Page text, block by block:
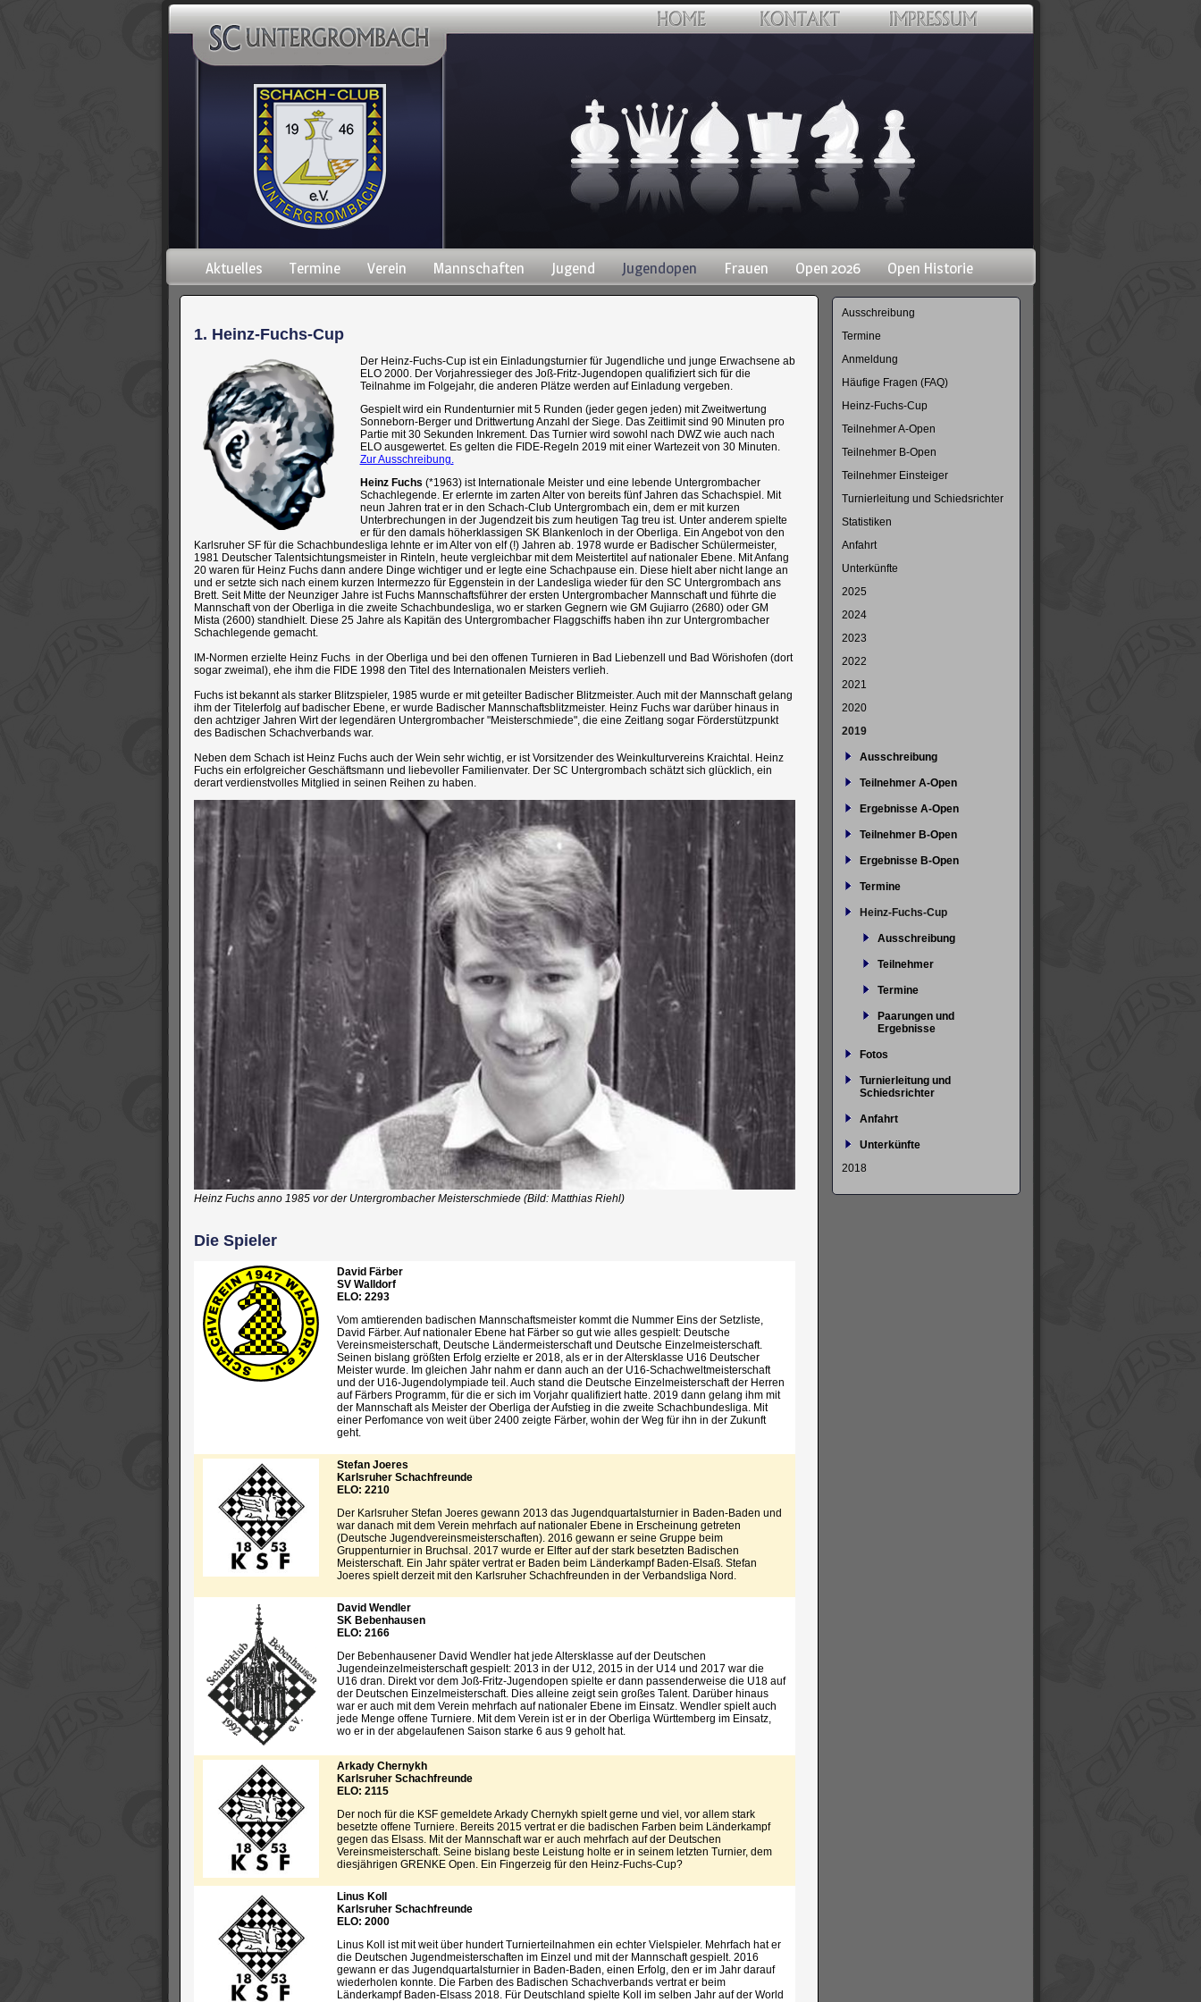
Navigation
überspringen
Aktuelles Termine Verein Mannschaften Jugend Jugendopen Frauen Open 2026 Open Historie
1. Heinz-Fuchs-Cup
Der Heinz-Fuchs-Cup ist ein Einladungsturnier für Jugendliche und junge Erwachsene ab
ELO 2000. Der Vorjahressieger des Joß-Fritz-Jugendopen qualifiziert sich für die
Teilnahme im Folgejahr, die anderen Plätze werden auf Einladung vergeben.
Gespielt wird ein Rundenturnier mit 5 Runden (jeder gegen jeden) mit Zweitwertung
Sonneborn-Berger und Drittwertung Anzahl der Siege. Das Zeitlimit sind 90 Minuten pro
Partie mit 30 Sekunden Inkrement. Das Turnier wird sowohl nach DWZ wie auch nach
ELO ausgewertet. Es gelten die FIDE-Regeln 2019 mit einer Wartezeit von 30 Minuten.
Zur Ausschreibung.
Heinz Fuchs (*1963) ist Internationale Meister und eine lebende Untergrombacher
Schachlegende. Er erlernte im zarten Alter von bereits fünf Jahren das Schachspiel. Mit
neun Jahren trat er in den Schach-Club Untergrombach ein, dem er mit kurzen
Unterbrechungen in der Jugendzeit bis zum heutigen Tag treu ist. Unter anderem spielte
er für den damals höherklassigen SK Blankenloch in der Oberliga. Ein Angebot von den
Karlsruher SF für die Schachbundesliga lehnte er im Alter von elf (!) Jahren ab. 1978 wurde er Badischer Schülermeister,
1981 Deutscher Talentsichtungsmeister in Rinteln, heute vergleichbar mit dem Meistertitel auf nationaler Ebene. Mit Anfang
20 waren für Heinz Fuchs dann andere Dinge wichtiger und er legte eine Schachpause ein. Diese hielt aber nicht lange an
und er setzte sich nach einem kurzen Intermezzo für Eggenstein in der Landesliga wieder für den SC Untergrombach ans
Brett. Seit Mitte der Neunziger Jahre ist Fuchs Mannschaftsführer der ersten Untergrombacher Mannschaft und führte die
Mannschaft von der Oberliga in die zweite Schachbundesliga, wo er starken Gegnern wie GM Gujiarro (2680) oder GM
Mista (2600) standhielt. Diese 25 Jahre als Kapitän des Untergrombacher Flaggschiffs haben ihn zur Untergrombacher
Schachlegende gemacht.
IM-Normen erzielte Heinz Fuchs in der Oberliga und bei den offenen Turnieren in Bad Liebenzell und Bad Wörishofen (dort
sogar zweimal), ehe ihm die FIDE 1998 den Titel des Internationalen Meisters verlieh.
Fuchs ist bekannt als starker Blitzspieler, 1985 wurde er mit geteilter Badischer Blitzmeister. Auch mit der Mannschaft gelang
ihm der Titelerfolg auf badischer Ebene, er wurde Badischer Mannschaftsblitzmeister. Heinz Fuchs war darüber hinaus in
den achtziger Jahren Wirt der legendären Untergrombacher "Meisterschmiede", die eine Zeitlang sogar Förderstützpunkt
des Badischen Schachverbands war.
Neben dem Schach ist Heinz Fuchs auch der Wein sehr wichtig, er ist Vorsitzender des Weinkulturvereins Kraichtal. Heinz
Fuchs ein erfolgreicher Geschäftsmann und liebevoller Familienvater. Der SC Untergrombach schätzt sich glücklich, ein
derart verdienstvolles Mitglied in seinen Reihen zu haben.
Heinz Fuchs anno 1985 vor der Untergrombacher Meisterschmiede (Bild: Matthias Riehl)
Die Spieler
David Färber
SV Walldorf
ELO: 2293
Vom amtierenden badischen Mannschaftsmeister kommt die Nummer Eins der Setzliste,
David Färber. Auf nationaler Ebene hat Färber so gut wie alles gespielt: Deutsche
Vereinsmeisterschaft, Deutsche Ländermeisterschaft und Deutsche Einzelmeisterschaft.
Seinen bislang größten Erfolg erzielte er 2018, als er in der Altersklasse U16 Deutscher
Meister wurde. Im gleichen Jahr nahm er dann auch an der U16-Schachweltmeisterschaft
und der U16-Jugendolympiade teil. Auch stand die Deutsche Einzelmeisterschaft der Herren
auf Färbers Programm, für die er sich im Vorjahr qualifiziert hatte. 2019 dann gelang ihm mit
der Mannschaft als Meister der Oberliga der Aufstieg in die zweite Schachbundesliga. Mit
einer Perfomance von weit über 2400 zeigte Färber, wohin der Weg für ihn in der Zukunft
geht.
Stefan Joeres
Karlsruher Schachfreunde
ELO: 2210
Der Karlsruher Stefan Joeres gewann 2013 das Jugendquartalsturnier in Baden-Baden und
war danach mit dem Verein mehrfach auf nationaler Ebene in Erscheinung getreten
(Deutsche Jugendvereinsmeisterschaften). 2016 gewann er seine Gruppe beim
Gruppenturnier in Bruchsal. 2017 wurde er Elfter auf der stark besetzten Badischen
Meisterschaft. Ein Jahr später vertrat er Baden beim Länderkampf Baden-Elsaß. Stefan
Joeres spielt derzeit mit den Karlsruher Schachfreunden in der Verbandsliga Nord.
David Wendler
SK Bebenhausen
ELO: 2166
Der Bebenhausener David Wendler hat jede Altersklasse auf der Deutschen
Jugendeinzelmeisterschaft gespielt: 2013 in der U12, 2015 in der U14 und 2017 war die
U16 dran. Direkt vor dem Joß-Fritz-Jugendopen spielte er dann passenderweise die U18 auf
der Deutschen Einzelmeisterschaft. Dies alleine zeigt sein großes Talent. Darüber hinaus
war er auch mit dem Verein mehrfach auf nationaler Ebene im Einsatz. Wendler spielt auch
jede Menge offene Turniere. Mit dem Verein ist er in der Oberliga Württemberg im Einsatz,
wo er in der abgelaufenen Saison starke 6 aus 9 geholt hat.
Arkady Chernykh
Karlsruher Schachfreunde
ELO: 2115
Der noch für die KSF gemeldete Arkady Chernykh spielt gerne und viel, vor allem stark
besetzte offene Turniere. Bereits 2015 vertrat er die badischen Farben beim Länderkampf
gegen das Elsass. Mit der Mannschaft war er auch mehrfach auf der Deutschen
Vereinsmeisterschaft. Seine bislang beste Leistung holte er in seinem letzten Turnier, dem
diesjährigen GRENKE Open. Ein Fingerzeig für den Heinz-Fuchs-Cup?
Linus Koll
Karlsruher Schachfreunde
ELO: 2000
Linus Koll ist mit weit über hundert Turnierteilnahmen ein echter Vielspieler. Mehrfach hat er
die Deutschen Jugendmeisterschaften im Einzel und mit der Mannschaft gespielt. 2016
gewann er das Jugendquartalsturnier in Baden-Baden, einen Erfolg, den er im Jahr darauf
wiederholen konnte. Die Farben des Badischen Schachverbands vertrat er beim
Länderkampf Baden-Elsass 2018. Für Deutschland spielte Koll im selben Jahr auf der World
Navigation
Ausschreibung
Termine
Anmeldung
Häufige Fragen (FAQ)
Heinz-Fuchs-Cup
Teilnehmer A-Open
Teilnehmer B-Open
Teilnehmer Einsteiger
Turnierleitung und Schiedsrichter
Statistiken
Anfahrt
Unterkünfte
2025
2024
2023
2022
2021
2020
2019
Ausschreibung
Teilnehmer A-Open
Ergebnisse A-Open
Teilnehmer B-Open
Ergebnisse B-Open
Termine
Heinz-Fuchs-Cup
Ausschreibung
Teilnehmer
Termine
Paarungen und
Ergebnisse
Fotos
Turnierleitung und
Schiedsrichter
Anfahrt
Unterkünfte
2018